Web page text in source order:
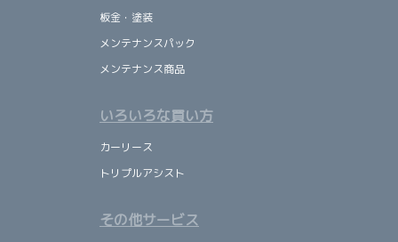
板金・塗装
メンテナンスパック
メンテナンス商品
いろいろな買い方
カーリース
トリプルアシスト
その他サービス